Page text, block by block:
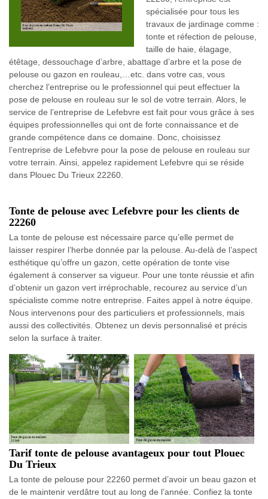
spécialisée pour tous les
travaux de jardinage comme :
tonte et réfection de pelouse,
taille de haie, élagage,
étêtage, dessouchage d’arbre, abattage d’arbre et la pose de
pelouse ou gazon en rouleau,…etc. dans votre cas, vous
cherchez l’entreprise ou le professionnel qui peut effectuer la
pose de pelouse en rouleau sur le sol de votre terrain. Alors, le
service de l’entreprise de Lefebvre est fait pour vous grâce à ses
équipes professionnelles qui ont de forte connaissance et de
grande compétence dans ce domaine. Donc, choisissez
l’entreprise de Lefebvre pour la pose de pelouse en rouleau sur
votre terrain. Ainsi, appelez rapidement Lefebvre qui se réside
dans Plouec Du Trieux 22260.
Tonte de pelouse avec Lefebvre pour les clients de
22260
La tonte de pelouse est nécessaire parce qu’elle permet de
laisser respirer l’herbe donnée par la pelouse. Au-delà de l’aspect
esthétique qu’offre un gazon, cette opération de tonte vise
également à conserver sa vigueur. Pour une tonte réussie et afin
d’obtenir un gazon vert irréprochable, recourez au service d’un
spécialiste comme notre entreprise. Faites appel à notre équipe.
Nous intervenons pour des particuliers et professionnels, mais
aussi des collectivités. Obtenez un devis personnalisé et précis
selon la surface à traiter.
Tarif tonte de pelouse avantageux pour tout Plouec
Du Trieux
La tonte de pelouse pour 22260 permet d’avoir un beau gazon et
de le maintenir verdâtre tout au long de l’année. Confiez la tonte